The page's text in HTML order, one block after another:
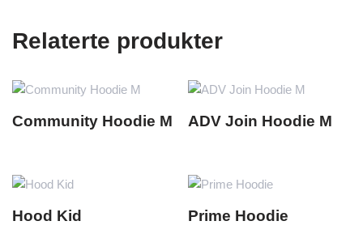
Relaterte produkter
Community Hoodie M ADV Join Hoodie M
Hood Kid Prime Hoodie